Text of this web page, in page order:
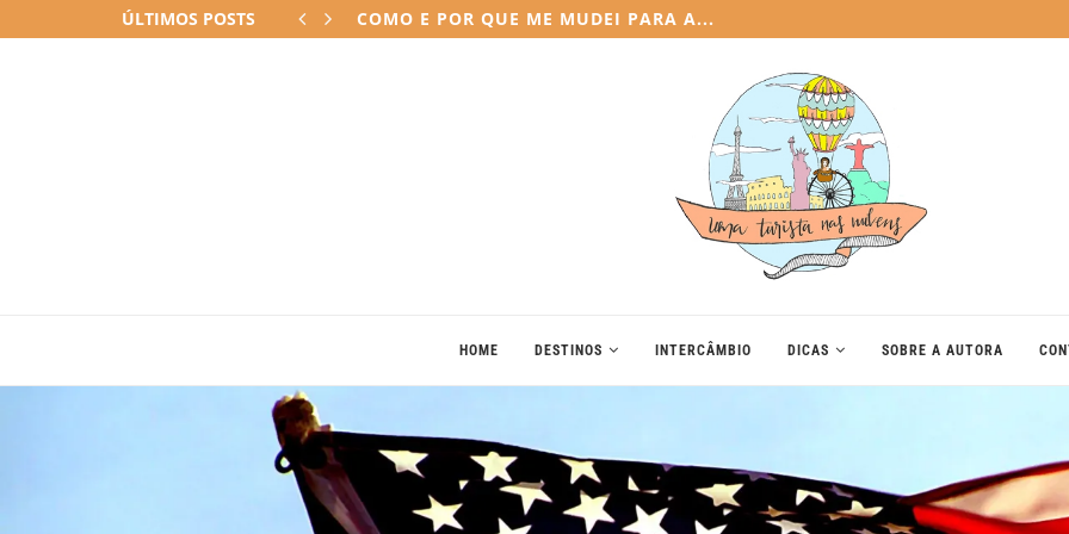
ÚLTIMOS POSTS 15 SOBREMESAS DELICIOSAS E DOCES AO REDOR DO...
HOME DESTINOS INTERCÂMBIO DICAS SOBRE A AUTORA